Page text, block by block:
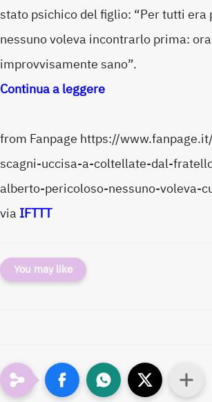
stato psichico del figlio: “Per tutti era
nessuno voleva incontrarlo prima:
improvvisamente sano”.
Continua a leggere
from Fanpage https://
scagni-uccisa-a-coltellate-dal-
alberto-pericoloso-nessuno-voleva-
via IFTTT
You may like